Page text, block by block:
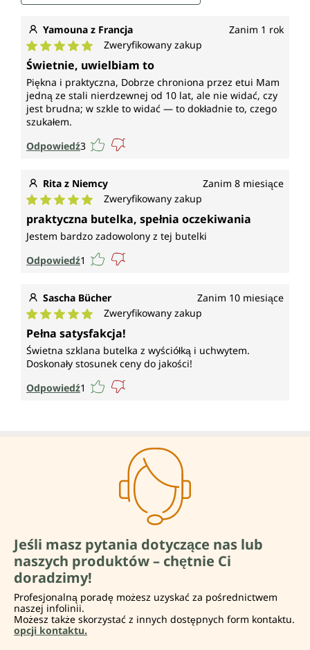
Yamouna z Francja Zanim 1 rok
Średnia ocena 5 z 5 gwiazdek
Zweryfikowany zakup
Świetnie, uwielbiam to
Piękna i praktyczna, Dobrze chroniona przez etui Mam
jedną ze stali nierdzewnej od 10 lat, ale nie widać, czy
jest brudna; w szkle to widać — to dokładnie to, czego
szukałem.
Odpowiedź3
Rita z Niemcy Zanim 8 miesiące
Średnia ocena 5 z 5 gwiazdek
Zweryfikowany zakup
praktyczna butelka, spełnia oczekiwania
Jestem bardzo zadowolony z tej butelki
Odpowiedź1
Sascha Bücher Zanim 10 miesiące
Średnia ocena 5 z 5 gwiazdek
Zweryfikowany zakup
Pełna satysfakcja!
Świetna szklana butelka z wyściółką i uchwytem.
Doskonały stosunek ceny do jakości!
Odpowiedź1
Jeśli masz pytania dotyczące nas lub
naszych produktów – chętnie Ci
doradzimy!
Profesjonalną poradę możesz uzyskać za pośrednictwem
naszej infolinii.
Możesz także skorzystać z innych dostępnych form kontaktu.
opcji kontaktu.